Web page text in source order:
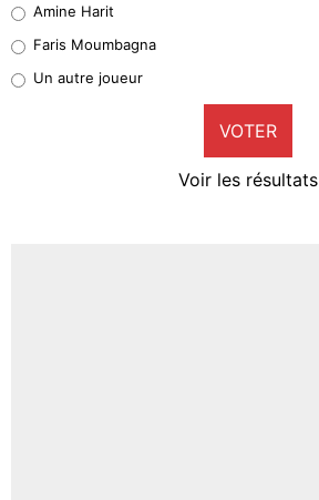
1%
9%
Amine Harit
Faris Moumbagna
Un autre joueur
VOTER
Voir les résultats